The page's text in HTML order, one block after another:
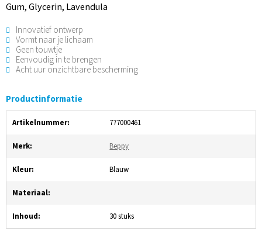
Gum, Glycerin, Lavendula
Innovatief ontwerp
Vormt naar je lichaam
Geen touwtje
Eenvoudig in te brengen
Acht uur onzichtbare bescherming
Productinformatie
Artikelnummer: 777000461
Merk: Beppy
Kleur: Blauw
Materiaal:
Inhoud: 30 stuks